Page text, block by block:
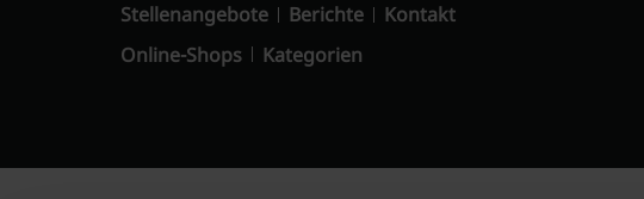
Stellenangebote
Berichte
Kontakt
Online-Shops
Kategorien